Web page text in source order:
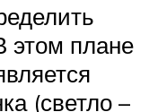
этом плане
(светло –